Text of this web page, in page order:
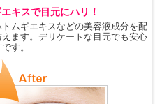
キスで目元にハリ！
ムギエキスなどの美容液成分を配
ます。デリケートな目元でも安心
す。